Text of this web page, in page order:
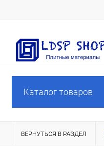
Каталог товаров
ВЕРНУТЬСЯ В РАЗДЕЛ